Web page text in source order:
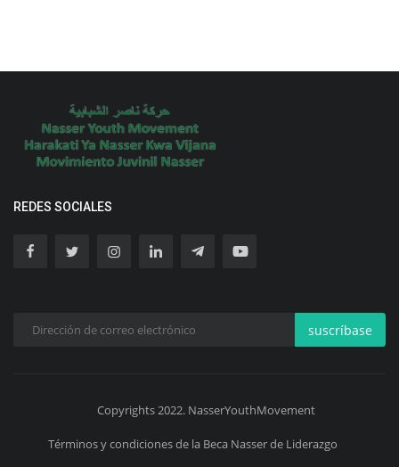
REDES SOCIALES
suscríbase
Copyrights 2022. NasserYouthMovement
Términos y condiciones de la Beca Nasser de Liderazgo